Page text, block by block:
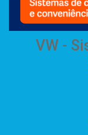
VW -